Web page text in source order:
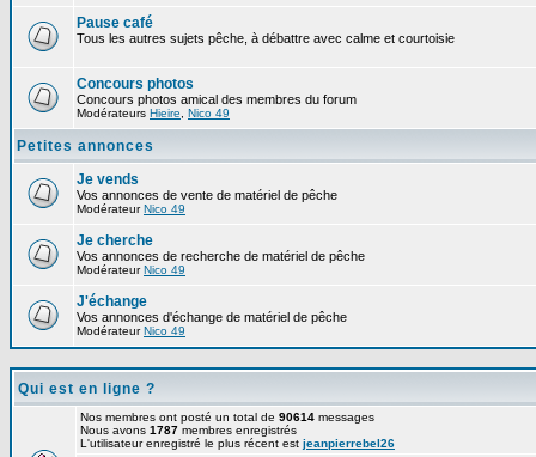
Pause café
Tous les autres sujets pêche, à débattre avec calme et courtoisie
Concours photos
Concours photos amical des membres du forum
Modérateurs Hieire Nico 49
Petites annonces
Je vends
Vos annonces de vente de matériel de pêche
ModérateurNico 49
Je cherche
Vos annonces de recherche de matériel de pêche
ModérateurNico 49
J'échange
Vos annonces d'échange de matériel de pêche
ModérateurNico 49
Qui est en ligne ?
Nos membres ont posté un total de 90614 messages
Nous avons 1787 membres enregistrés
L'utilisateur enregistré le plus récent est jeanpierrebel26